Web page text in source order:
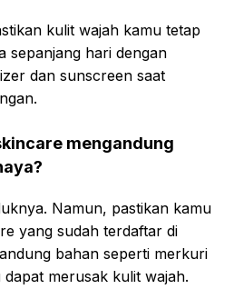
kulit wajah kamu tetap
sepanjang hari dengan
dan sunscreen saat
mengandung
Namun, pastikan kamu
yang sudah terdaftar di
bahan seperti merkuri
merusak kulit wajah.